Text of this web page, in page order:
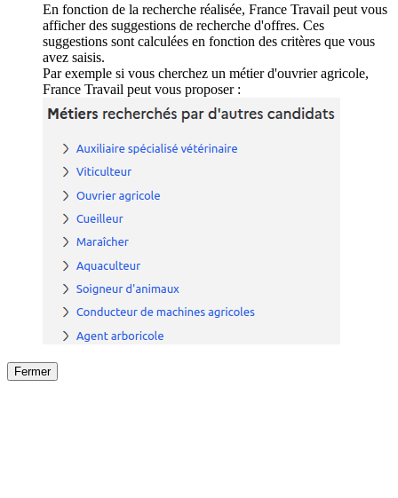
En fonction de la recherche réalisée, France Travail peut vous
afficher des suggestions de recherche d'offres. Ces
suggestions sont calculées en fonction des critères que vous
avez saisis.
Par exemple si vous cherchez un métier d'ouvrier agricole,
France Travail peut vous proposer :
Fermer